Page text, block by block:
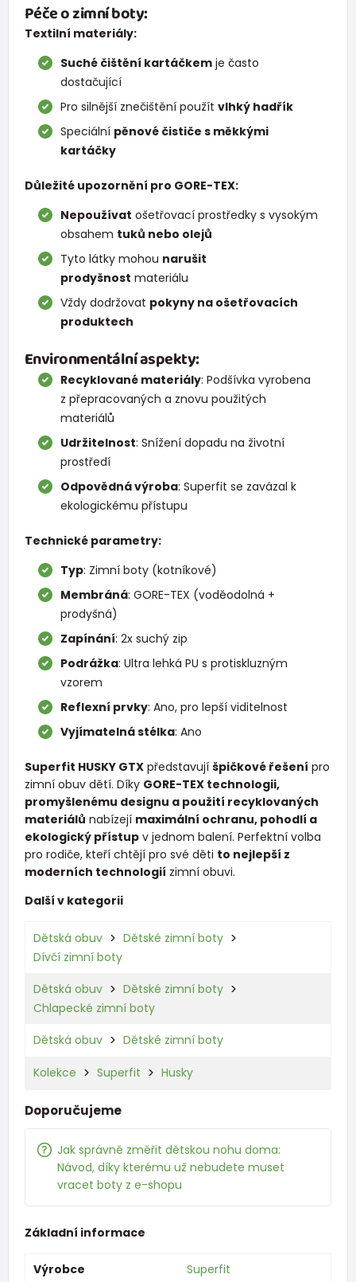
Péče o zimní boty:
Textilní materiály:
Suché čištění kartáčkem je často
dostačující
Pro silnější znečištění použítvlhký hadřík
Speciální pěnové čističe s měkkými
kartáčky
Důležité upozornění pro GORE-TEX:
Nepoužívat ošetřovací prostředky s vysokým
obsahem tuků nebo olejů
Tyto látky mohou narušit
prodyšnost materiálu
Vždy dodržovat pokyny na ošetřovacích
produktech
Environmentální aspekty:
Recyklované materiály: Podšívka vyrobena
z přepracovaných a znovu použitých
materiálů
Udržitelnost: Snížení dopadu na životní
prostředí
Odpovědná výroba: Superfit se zavázal k
ekologickému přístupu
Technické parametry:
Typ: Zimní boty (kotníkové)
Membráná: GORE-TEX (voděodolná +
prodyšná)
Zapínání: 2x suchý zip
Podrážka: Ultra lehká PU s protiskluzným
vzorem
Reflexní prvky: Ano, pro lepší viditelnost
Vyjímatelná stélka: Ano
Superfit HUSKY GTXpředstavují špičkové řešení pro
zimní obuv dětí. Díky GORE-TEX technologii,
promyšlenému designu a použití recyklovaných
materiálů nabízejí maximální ochranu, pohodlí a
ekologický přístupv jednom balení. Perfektní volba
pro rodiče, kteří chtějí pro své děti to nejlepší z
moderních technologií zimní obuvi.
Další v kategorii
Dětská obuv
Dětské zimní boty
Dívčí zimní boty
Dětská obuv
Dětské zimní boty
Chlapecké zimní boty
Dětská obuv Dětské zimní boty
Kolekce Superfit Husky
Doporučujeme
Jak správně změřit dětskou nohu doma:
Návod, díky kterému už nebudete muset
vracet boty z e-shopu
Základní informace
Výrobce Superfit